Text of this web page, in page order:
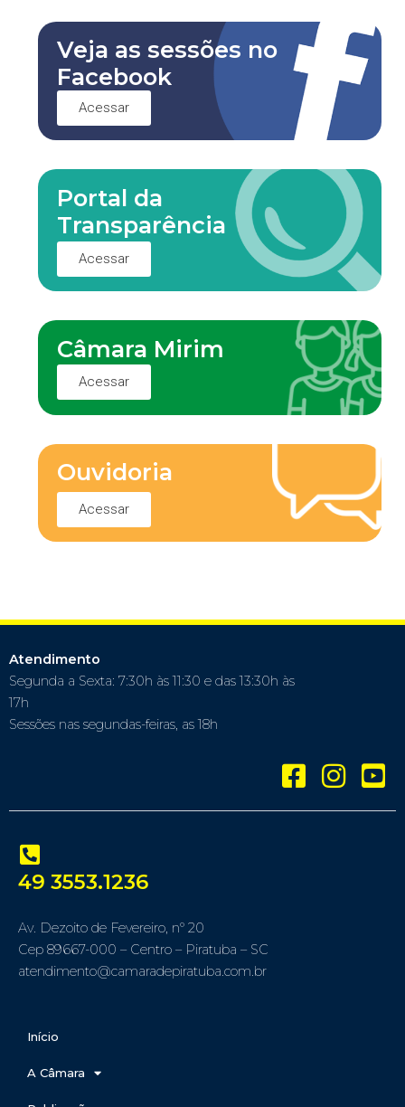
Veja as sessões no
Facebook
Acessar
Portal da
Transparência
Acessar
Câmara Mirim
Acessar
Ouvidoria
Acessar
Atendimento
Segunda a Sexta: 7:30h às 11:30 e das 13:30h às
17h
Sessões nas segundas-feiras, as 18h
49 3553.1236
Av. Dezoito de Fevereiro, nº 20
Cep 89667-000 – Centro – Piratuba – SC
atendimento@camaradepiratuba.com.br
Início
A Câmara